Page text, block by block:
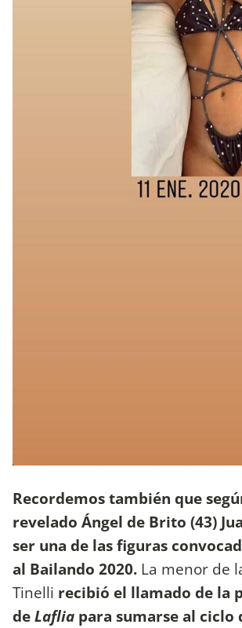
Recordemos también que
revelado Ángel de Brito (43)
ser una de las figuras
al Bailando 2020. La menor de
Tinelli recibió el llamado de la
deLaflia para sumarse al ciclo